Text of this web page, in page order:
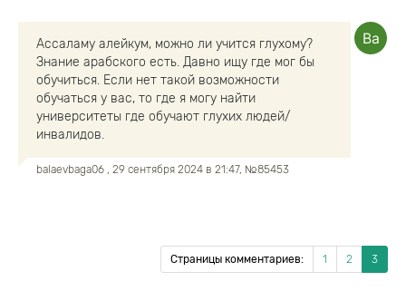
Ассаламу алейкум, можно ли учится глухому?
Знание арабского есть. Давно ищу где мог бы
обучиться. Если нет такой возможности
обучаться у вас, то где я могу найти
университеты где обучают глухих людей/
инвалидов.
balaevbaga06 , 29 сентября 2024 в 21:47, №85453
Страницы комментариев: 1 2 3